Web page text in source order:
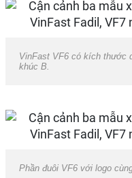
VinFast VF6 có kích thước
khúc B.
Phần đuôi VF6 với logo